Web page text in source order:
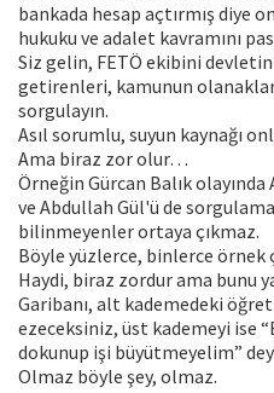
bankada hesap açtırmış diye
hukuku ve adalet kavramını
Siz gelin, FETÖ ekibini
getirenleri, kamunun
sorgulayın.
Asıl sorumlu, suyun kaynağı
Ama biraz zor olur…
Örneğin Gürcan Balık
ve Abdullah Gül'ü de
bilinmeyenler ortaya çıkmaz.
Böyle yüzlerce, binlerce örnek
Haydi, biraz zordur ama bunu
Garibanı, alt kademedeki
ezeceksiniz, üst kademeyi ise
dokunup işi büyütmeyelim”
Olmaz böyle şey, olmaz.